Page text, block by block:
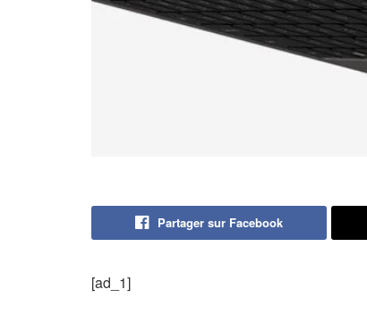
Partager sur Facebook
[ad_1]